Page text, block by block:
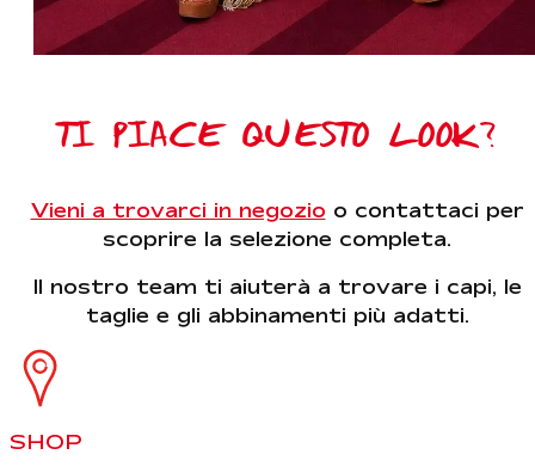
TI PIACE QUESTO LOOK?
Vieni a trovarci in negozio o contattaci per
scoprire la selezione completa.
Il nostro team ti aiuterà a trovare i capi, le
taglie e gli abbinamenti più adatti.
SHOP